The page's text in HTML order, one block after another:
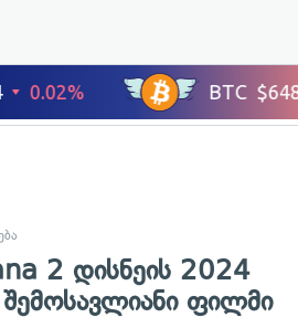
2 დისნეის 2024
ფილმი